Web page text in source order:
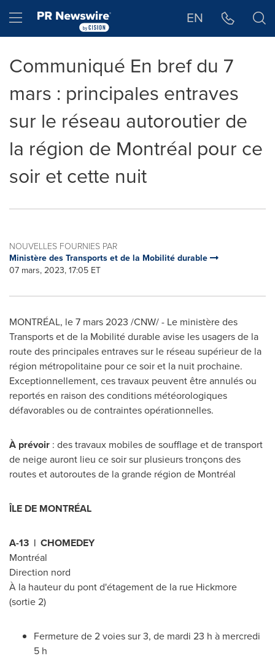
Hamburger menu EN
Communiqué En bref du 7
mars : principales entraves
sur le réseau autoroutier de
la région de Montréal pour ce
soir et cette nuit
NOUVELLES FOURNIES PAR
Ministère des Transports et de la Mobilité durable
07 mars, 2023, 17:05 ET
MONTRÉAL, le 7 mars 2023 /CNW/ - Le ministère des
Transports et de la Mobilité durable avise les usagers de la
route des principales entraves sur le réseau supérieur de la
région métropolitaine pour ce soir et la nuit prochaine.
Exceptionnellement, ces travaux peuvent être annulés ou
reportés en raison des conditions météorologiques
défavorables ou de contraintes opérationnelles.
À prévoir : des travaux mobiles de soufflage et de transport
de neige auront lieu ce soir sur plusieurs tronçons des
routes et autoroutes de la grande région de Montréal
ÎLE DE MONTRÉAL
A-13 | CHOMEDEY
Montréal
Direction nord
À la hauteur du pont d'étagement de la rue Hickmore
(sortie 2)
Fermeture de 2 voies sur 3, de mardi 23 h à mercredi
5 h